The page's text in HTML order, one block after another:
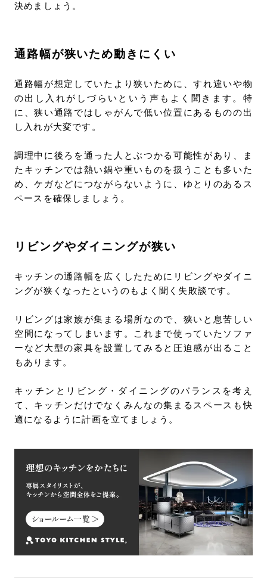
決めましょう。
通路幅が狭いため動きにくい
通路幅が想定していたより狭いために、すれ違いや物
の出し入れがしづらいという声もよく聞きます。特
に、狭い通路ではしゃがんで低い位置にあるものの出
し入れが大変です。
調理中に後ろを通った人とぶつかる可能性があり、ま
たキッチンでは熱い鍋や重いものを扱うことも多いた
め、ケガなどにつながらないように、ゆとりのあるス
ペースを確保しましょう。
リビングやダイニングが狭い
キッチンの通路幅を広くしたためにリビングやダイニ
ングが狭くなったというのもよく聞く失敗談です。
リビングは家族が集まる場所なので、狭いと息苦しい
空間になってしまいます。これまで使っていたソファ
ーなど大型の家具を設置してみると圧迫感が出ること
もあります。
キッチンとリビング・ダイニングのバランスを考え
て、キッチンだけでなくみんなの集まるスペースも快
適になるように計画を立てましょう。